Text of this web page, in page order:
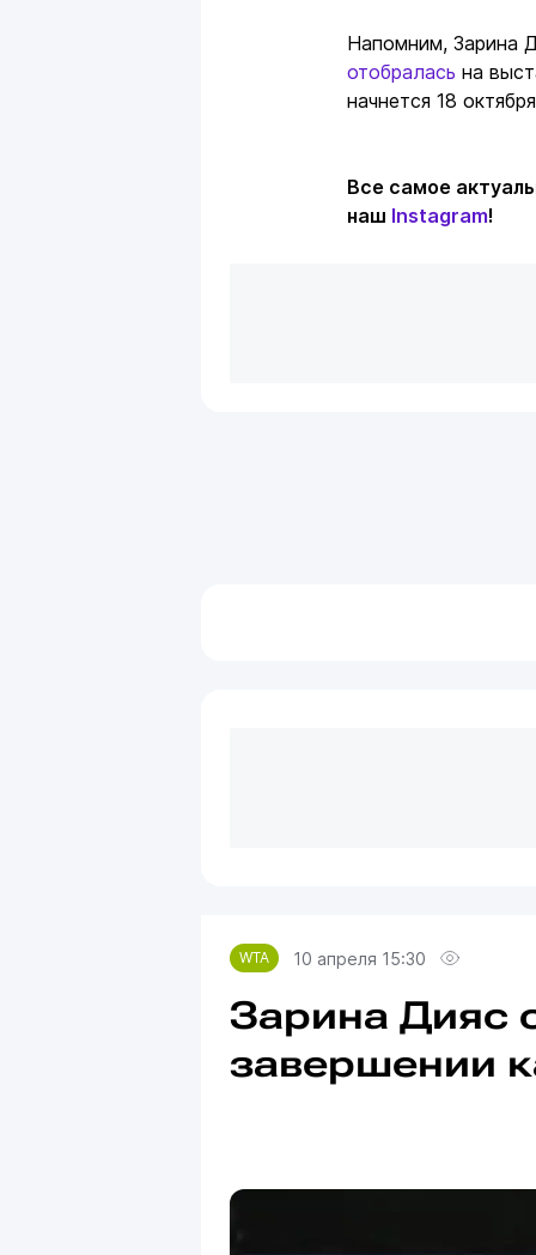
Напомним, Зарина
отобралась на
начнется 18
Любое
использование
материалов
Все самое
наш Instagram!
WTA 10 апреля 15:30
Зарина Дияс
завершении